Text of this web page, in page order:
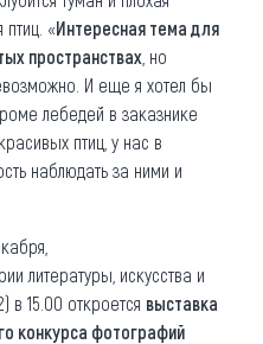
птиц. «Интересная тема для
пространствах , но
И еще я хотел бы
лебедей в заказнике
птиц, у нас в
наблюдать за ними и
литературы, искусства и
в 15.00 откроется выставка
конкурса фотографий